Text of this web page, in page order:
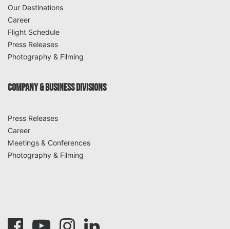
Our Destinations
Career
Flight Schedule
Press Releases
Photography & Filming
COMPANY & BUSINESS DIVISIONS
Press Releases
Career
Meetings & Conferences
Photography & Filming